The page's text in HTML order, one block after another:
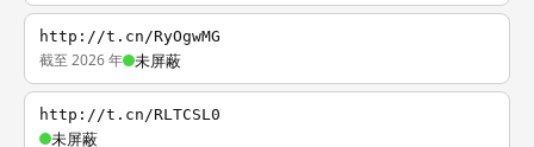
http://t.cn/RyOgwMG
截至 2026 年 未屏蔽
http://t.cn/RLTCSL0
未屏蔽